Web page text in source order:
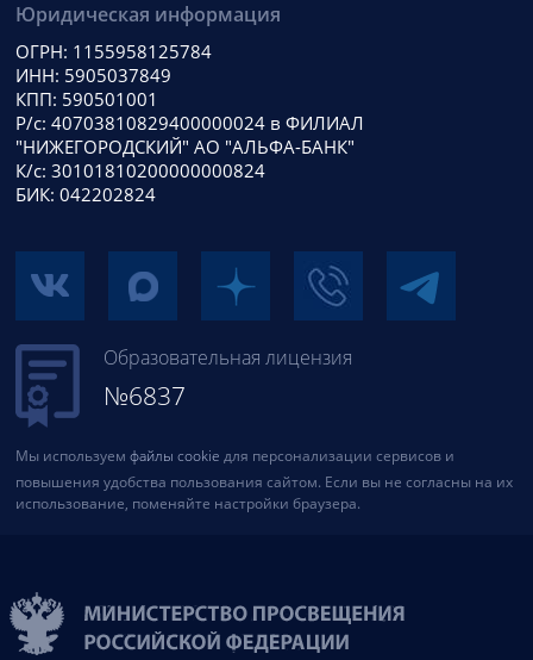
Юридическая информация
ОГРН: 1155958125784
ИНН: 5905037849
КПП: 590501001
Р/с: 40703810829400000024 в ФИЛИАЛ
"НИЖЕГОРОДСКИЙ" АО "АЛЬФА-БАНК"
К/с: 30101810200000000824
БИК: 042202824
Образовательная лицензия
№6837
Мы используем файлы cookie для персонализации сервисов и
повышения удобства пользования сайтом. Если вы не согласны на их
использование, поменяйте настройки браузера.